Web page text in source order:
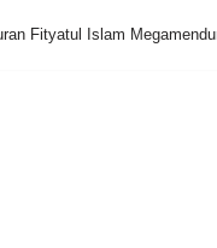
Fityatul Islam